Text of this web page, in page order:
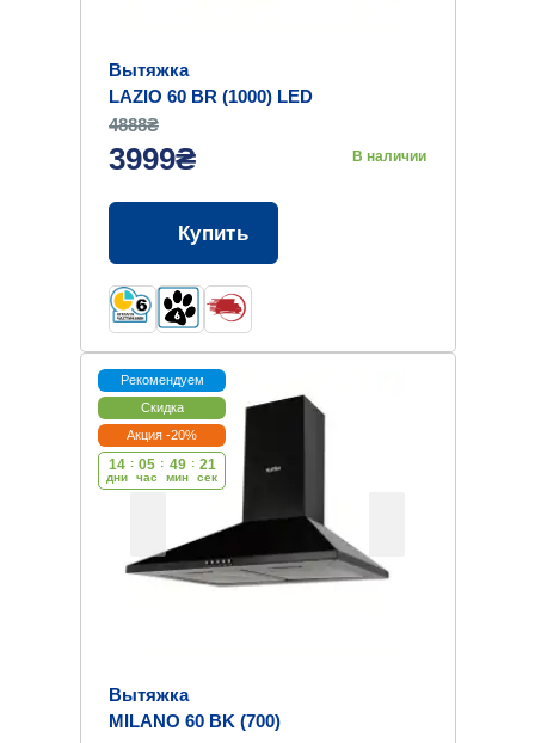
Вытяжка
LAZIO 60 BR (1000) LED
4888₴
3999₴ В наличии
Купить
Рекомендуем
Скидка
Акция -20%
14
дни
: 05
час
: 49
мин
: 20
cек
Вытяжка
MILANO 60 BK (700)